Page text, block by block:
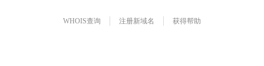
WHOIS查询 注册新域名 获得帮助